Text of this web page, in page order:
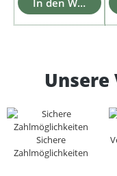
Sichere
Zahlmöglichkeiten